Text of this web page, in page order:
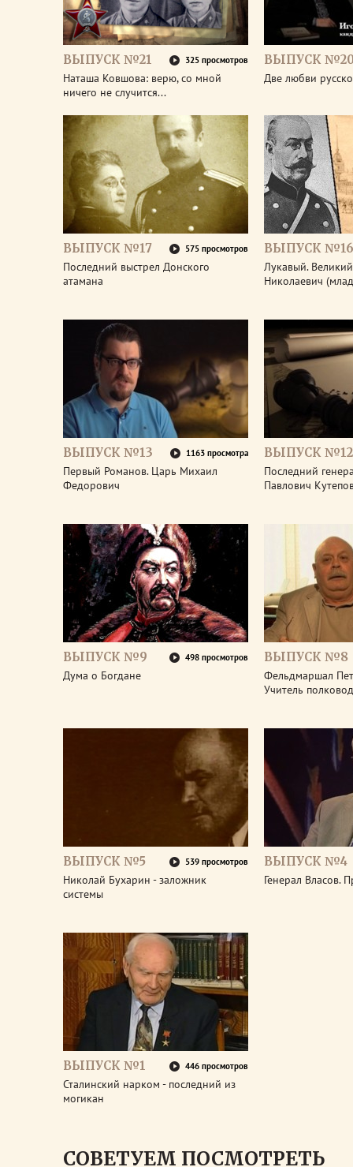
ВЫПУСК №21 325 просмотров
Наташа Ковшова: верю, со мной
ничего не случится...
ВЫПУСК
Две любви
ВЫПУСК №17 575 просмотров
Последний выстрел Донского
атамана
ВЫПУСК №16
Лукавый.
Николаевич
ВЫПУСК №13 1163 просмотра
Первый Романов. Царь Михаил
Федорович
ВЫПУСК №12
Последний
Павлович
ВЫПУСК №9 498 просмотров
Дума о Богдане
ВЫПУСК №8
Фельдмаршал
Учитель
ВЫПУСК №5 539 просмотров
Николай Бухарин - заложник
системы
ВЫПУСК №4
Генерал Власов.
ВЫПУСК №1 446 просмотров
Сталинский нарком - последний из
могикан
СОВЕТУЕМ ПОСМОТРЕТЬ